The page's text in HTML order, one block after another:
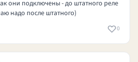
они подключены - до штатного реле
надо после штатного)
0